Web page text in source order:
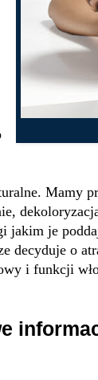
Mamy
jakim je
decyduje o
i funkcji